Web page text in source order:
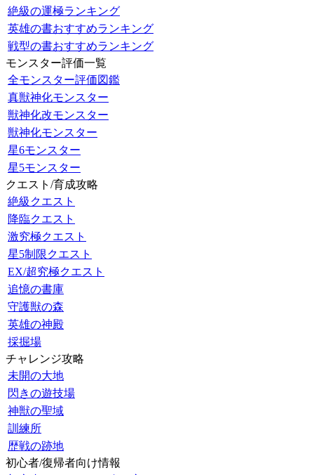
絶級の運極ランキング
英雄の書おすすめランキング
戦型の書おすすめランキング
モンスター評価一覧
全モンスター評価図鑑
真獣神化モンスター
獣神化改モンスター
獣神化モンスター
星6モンスター
星5モンスター
クエスト/育成攻略
絶級クエスト
降臨クエスト
激究極クエスト
星5制限クエスト
EX/超究極クエスト
追憶の書庫
守護獣の森
英雄の神殿
採掘場
チャレンジ攻略
未開の大地
閃きの遊技場
神獣の聖域
訓練所
歴戦の跡地
初心者/復帰者向け情報